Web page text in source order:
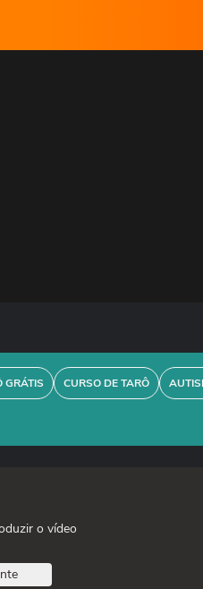
GRÁTIS CURSO DE TARÔ
o vídeo